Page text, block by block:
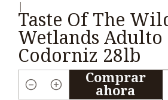
Taste Of The
Wetlands Adulto
Codorniz 28lb
Cantidad
Comprar
ahora